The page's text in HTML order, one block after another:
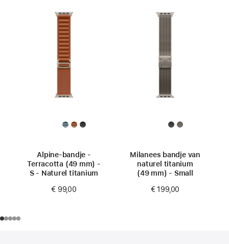
Alpine-bandje -
Terracotta (49 mm) -
S - Naturel titanium
€ 99,00
Milanees bandje van
naturel titanium
(49 mm) - Small
€ 199,00